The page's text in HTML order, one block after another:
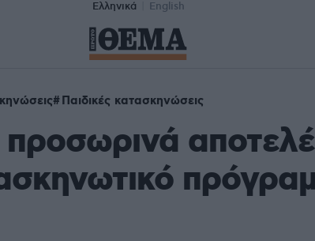
Ελληνικά English
Παιδικές κατασκηνώσεις